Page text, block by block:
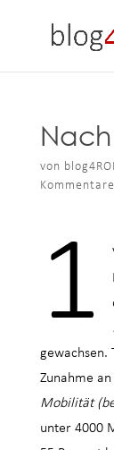
Nach
von
Kommentare
1
gewachsen.
Zunahme
Mobilität
unter 4000